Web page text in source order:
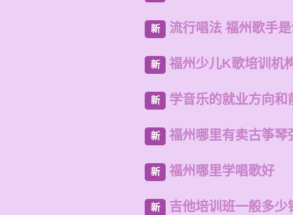
新 流行唱法 福州歌手
新 福州少儿K歌培训机
新 学音乐的就业方向和
新 福州哪里有卖古筝琴
新 福州哪里学唱歌好
新 吉他培训班一般多少